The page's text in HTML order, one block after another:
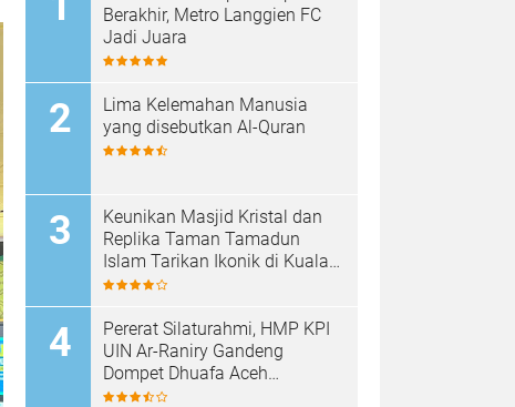
Berakhir, Metro Langgien FC
Jadi Juara
Lima Kelemahan Manusia
yang disebutkan Al-Quran
Keunikan Masjid Kristal dan
Replika Taman Tamadun
Islam Tarikan Ikonik di Kuala
Terengganu, Malaysia
Pererat Silaturahmi, HMP KPI
UIN Ar-Raniry Gandeng
Dompet Dhuafa Aceh
Sukseskan Communication